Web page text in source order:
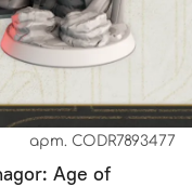
арт. CODR7893477
Age of